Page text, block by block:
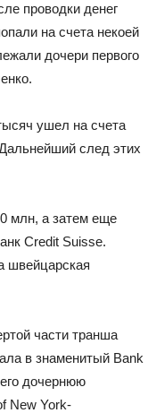
проводки денег
на счета некоей
дочери первого
ушел на счета
след этих
млн, а затем еще
Credit Suisse.
швейцарская
части транша
в знаменитый Bank
дочернюю
New York-